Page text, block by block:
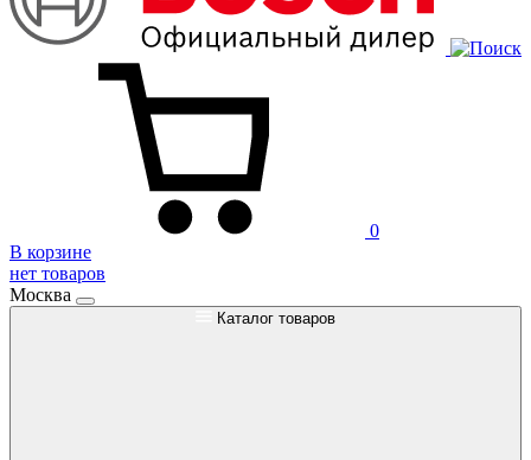
0
В корзине
нет товаров
Москва
Каталог товаров